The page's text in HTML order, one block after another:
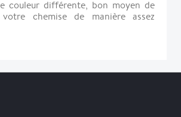
couleur différente, bon moyen de
votre chemise de manière assez